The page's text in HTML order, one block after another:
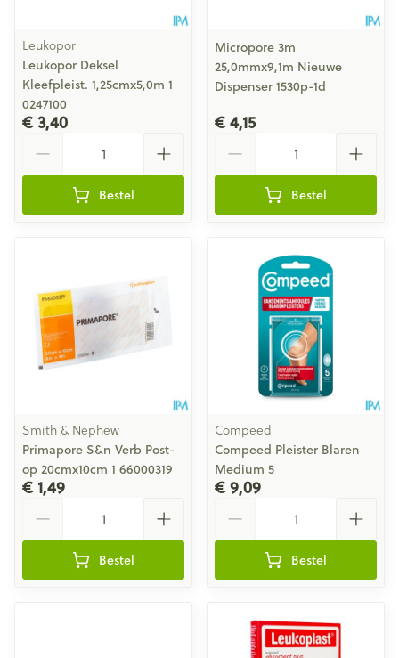
Leukopor
Leukopor Deksel
Kleefpleist. 1,25cmx5,0m 1
0247100
€ 3,40
Bestel
Micropore 3m
25,0mmx9,1m Nieuwe
Dispenser 1530p-1d
€ 4,15
Bestel
Smith & Nephew
Primapore S&n Verb Post-
op 20cmx10cm 1 66000319
€ 1,49
Bestel
Compeed
Compeed Pleister Blaren
Medium 5
€ 9,09
Bestel